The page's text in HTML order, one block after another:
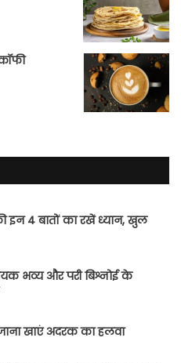
इन 4 बातों का रखें ध्यान, खुल
भव्य और परी बिश्नोई के
खाएं अदरक का हलवा